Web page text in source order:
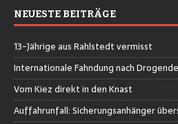
NEUESTE BEITRÄGE
13-Jährige aus Rahlstedt vermisst
Internationale Fahndung nach
Vom Kiez direkt in den Knast
Auffahrunfall: Sicherungsanhänger